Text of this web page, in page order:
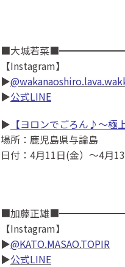
■大城若菜
【Instagram】
▶
▶公式LINE
▶ 【ヨロンでごろん♪～極
場所：鹿児島県与論島
日付：4月11日(金）〜4月
■加藤正雄
【Instagram】
▶@KATO.MASAO.TOPIR
▶公式LINE